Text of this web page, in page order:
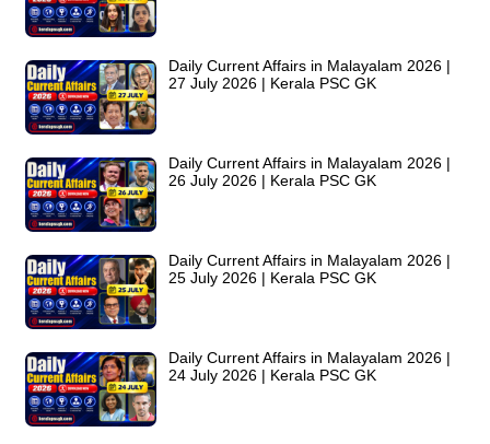
Daily Current Affairs in Malayalam 2026 |
27 July 2026 | Kerala PSC GK
Daily Current Affairs in Malayalam 2026 |
26 July 2026 | Kerala PSC GK
Daily Current Affairs in Malayalam 2026 |
25 July 2026 | Kerala PSC GK
Daily Current Affairs in Malayalam 2026 |
24 July 2026 | Kerala PSC GK